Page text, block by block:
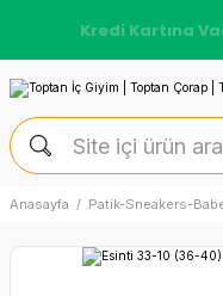
Kredi Kartına
Anasayfa Patik-Sneakers-